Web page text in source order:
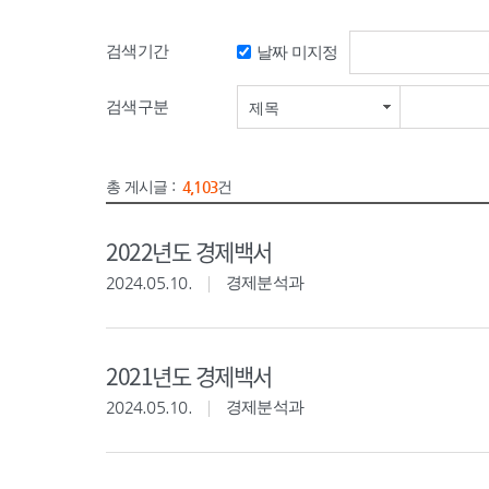
검색기간 날짜 미지정
검색구분 제목
총 게시글 : 4,103건
2022년도 경제백서
2024.05.10. 경제분석과
2021년도 경제백서
2024.05.10. 경제분석과